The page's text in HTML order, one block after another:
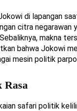
di lapangan
citra negarawan
makna
bahwa Jokowi
mesin politik
safari politik